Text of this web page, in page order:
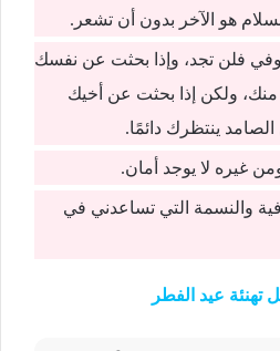
هو الآخر بدون أن تشعر.
فلن تجد، وإذا بحثت عن نفسك
ولكن إذا بحثت عن أخيك
ينتظرك دائمًا.
غيره لا يوجد أمان.
والنسمة التي تساعدني في
تهنئة عيد الفطر